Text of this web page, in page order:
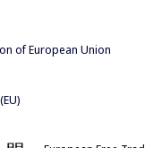
of European Union